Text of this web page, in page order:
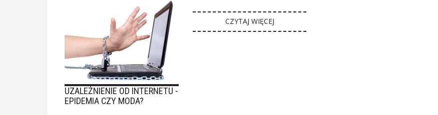
UZALEŻNIENIE OD INTERNETU -
EPIDEMIA CZY MODA?
CZYTAJ WIĘCEJ